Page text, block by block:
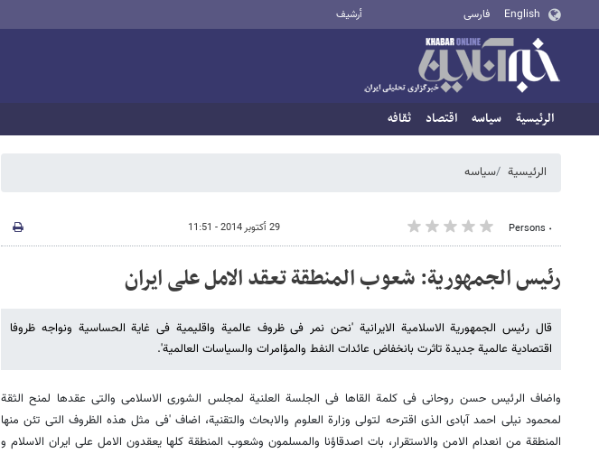
English فارسی أرشيف
الرئيسية سیاسه اقتصاد ثقافه
الرئيسية سیاسه
٠ Persons 29 أكتوبر 2014 - 11:51
رئیس الجمهوریة: شعوب المنطقة تعقد الامل علی ایران
قال رئیس الجمهوریة الاسلامیة الایرانیة 'نحن نمر فی ظروف عالمیة واقلیمیة فی غایة الحساسیة ونواجه ظروفا
اقتصادیة عالمیة جدیدة تاثرت بانخفاض عائدات النفط والمؤامرات والسیاسات العالمیة'.
واضاف الرئیس حسن روحانی فی کلمة القاها فی الجلسة العلنیة لمجلس الشوری الاسلامی والتی عقدها لمنح الثقة
لمحمود نیلی احمد آبادی الذی اقترحه لتولی وزارة العلوم والابحاث والتقنیة، اضاف 'فی مثل هذه الظروف التی تئن منها
المنطقة من انعدام الامن والاستقرار، بات اصدقاؤنا والمسلمون وشعوب المنطقة کلها یعقدون الامل علی ایران الاسلام و